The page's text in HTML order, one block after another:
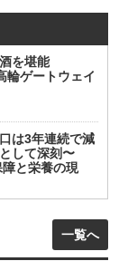
を堪能
輪ゲートウェイ
は3年連続で減
して深刻〜
と栄養の現
一覧へ